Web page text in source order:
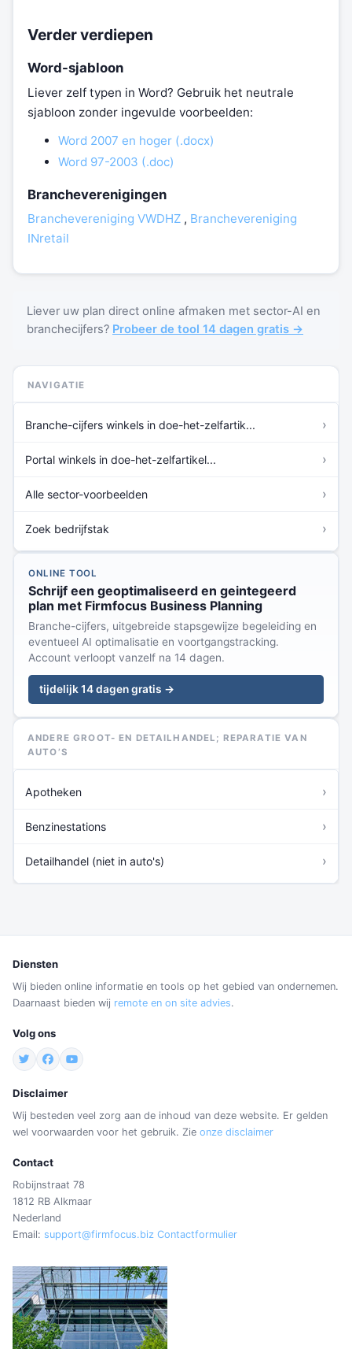
Verder verdiepen
Word-sjabloon
Liever zelf typen in Word? Gebruik het neutrale
sjabloon zonder ingevulde voorbeelden:
Word 2007 en hoger (.docx)
Word 97-2003 (.doc)
Brancheverenigingen
Branchevereniging VWDHZ , Branchevereniging
INretail
Liever uw plan direct online afmaken met sector-AI en
branchecijfers? Probeer de tool 14 dagen gratis →
NAVIGATIE
Branche-cijfers winkels in doe-het-zelfartik... ›
Portal winkels in doe-het-zelfartikel... ›
Alle sector-voorbeelden ›
Zoek bedrijfstak ›
ONLINE TOOL
Schrijf een geoptimaliseerd en geintegeerd
plan met Firmfocus Business Planning
Branche-cijfers, uitgebreide stapsgewijze begeleiding en
eventueel AI optimalisatie en voortgangstracking.
Account verloopt vanzelf na 14 dagen.
tijdelijk 14 dagen gratis →
ANDERE GROOT- EN DETAILHANDEL; REPARATIE VAN
AUTO’S
Apotheken ›
Benzinestations ›
Detailhandel (niet in auto's) ›
Diensten
Wij bieden online informatie en tools op het gebied van ondernemen.
Daarnaast bieden wij remote en on site advies.
Volg ons
Disclaimer
Wij besteden veel zorg aan de inhoud van deze website. Er gelden
wel voorwaarden voor het gebruik. Zie onze disclaimer
Contact
Robijnstraat 78
1812 RB Alkmaar
Nederland
Email: support@firmfocus.biz Contactformulier